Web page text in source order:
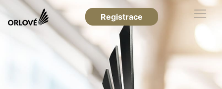
Registrace